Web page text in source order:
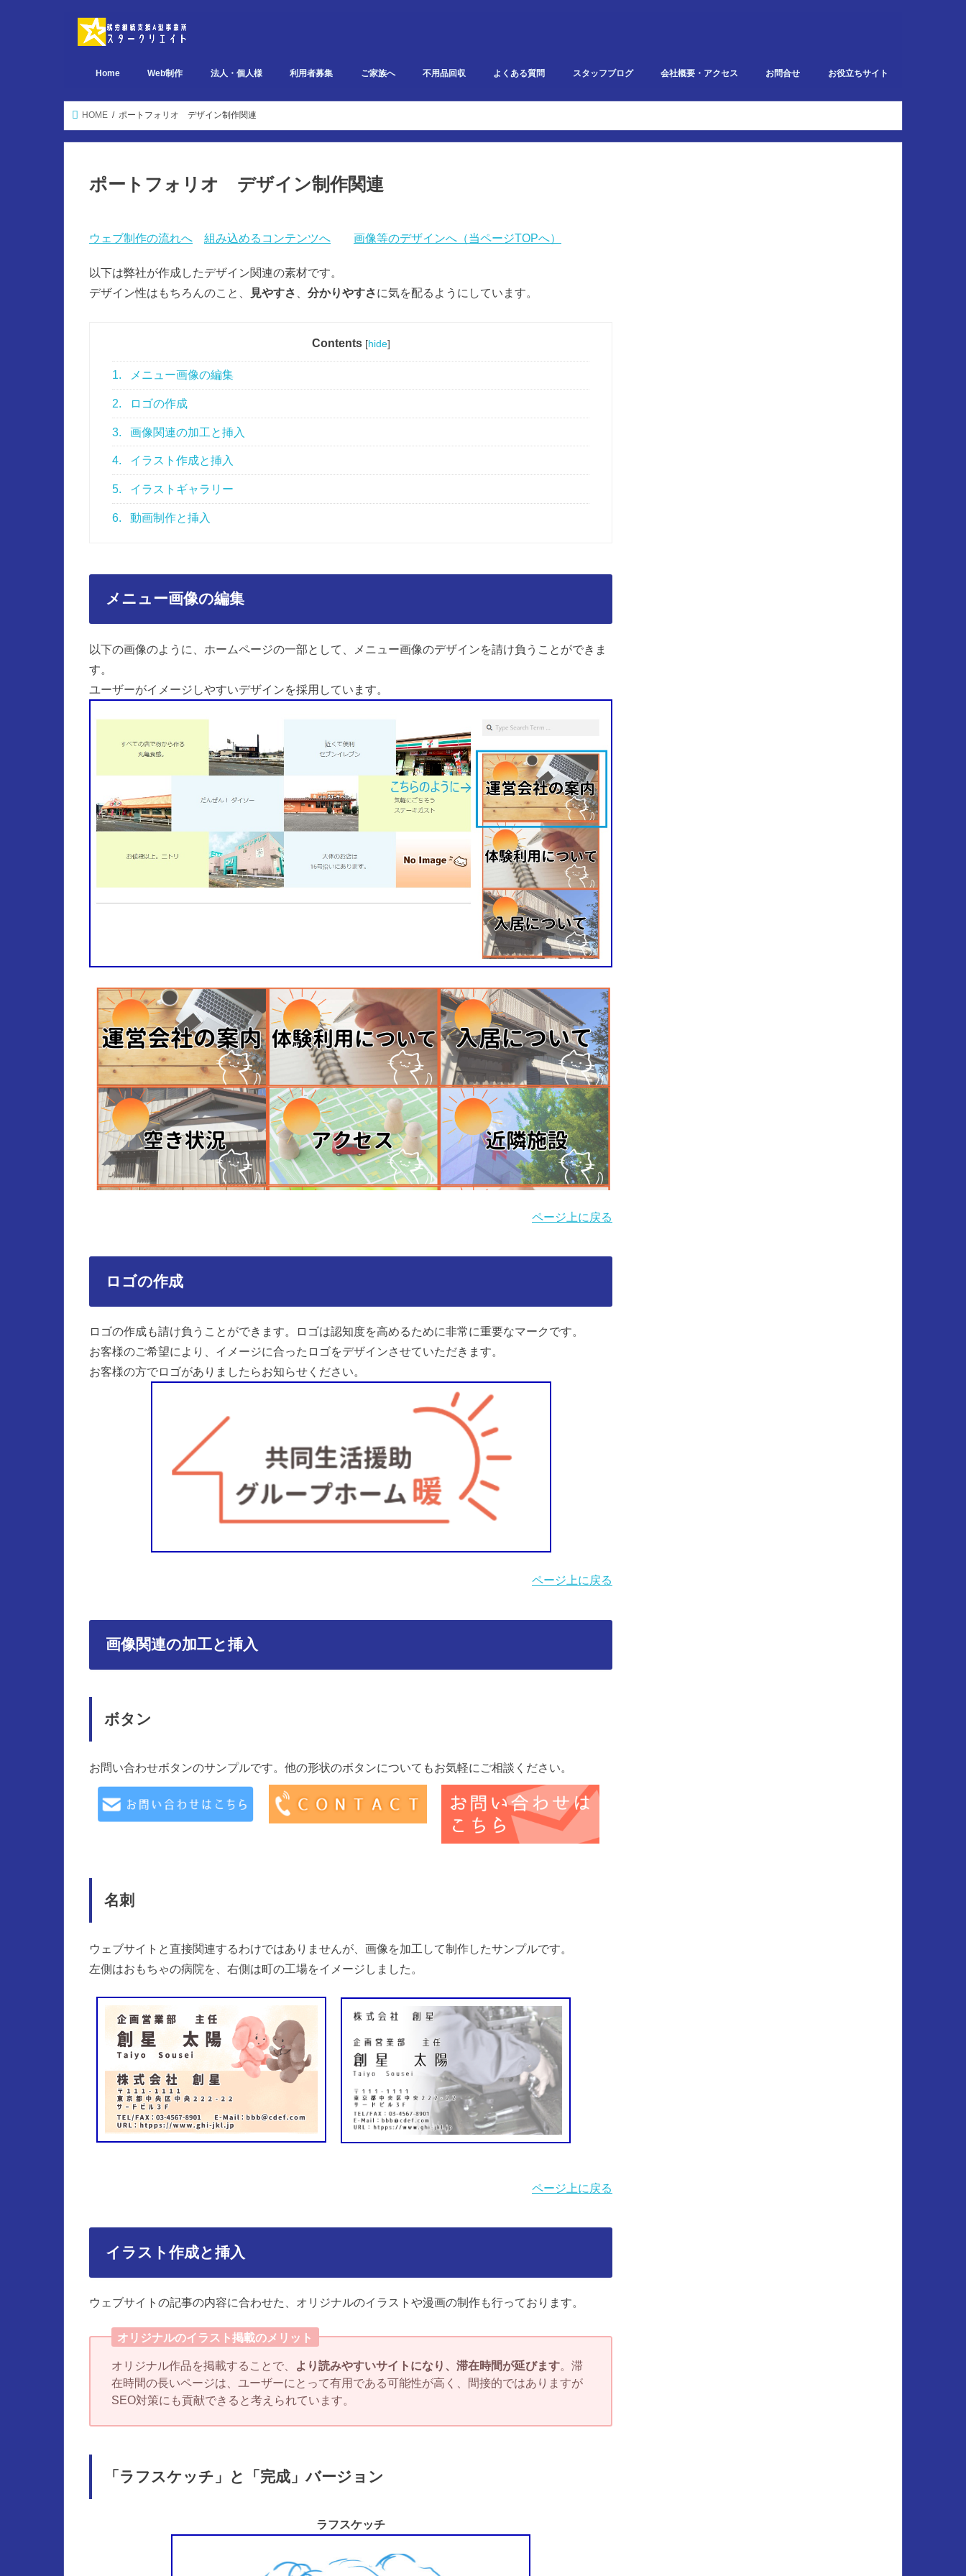
Home Web制作
デザイン関連 ポートフォリオ
ページ設計関連 ポートフォリオ
実装関連 ポートフォリオ
法人・個人様 利用者募集 ご家族へ 不用品回収 よくある質問 スタッフブログ
研修・勉強会報告
イベント・雑記
スタークリエイトでの業務
利用者ブログ
会社概要・アクセス お問合せ お役立ちサイト
HOME ポートフォリオ デザイン制作関連
ポートフォリオ デザイン制作関連
ウェブ制作の流れへ 組み込めるコンテンツへ 画像等のデザインへ（当ページTOPへ）
以下は弊社が作成したデザイン関連の素材です。
デザイン性はもちろんのこと、
見やすさ 分かりやすさに気を配るようにしています。
Contents [hide]
1. メニュー画像の編集
2. ロゴの作成
3. 画像関連の加工と挿入
4. イラスト作成と挿入
5. イラストギャラリー
6. 動画制作と挿入
メニュー画像の編集
以下の画像のように、ホームページの一部として、メニュー画像のデザインを請け負うことができま
す。
ユーザーがイメージしやすいデザインを採用しています。
ページ上に戻る
ロゴの作成
ロゴの作成も請け負うことができます。ロゴは認知度を高めるために非常に重要なマークです。
お客様のご希望により、イメージに合ったロゴをデザインさせていただきます。
お客様の方でロゴがありましたらお知らせください。
ページ上に戻る
画像関連の加工と挿入
ボタン
お問い合わせボタンのサンプルです。他の形状のボタンについてもお気軽にご相談ください。
名刺
ウェブサイトと直接関連するわけではありませんが、画像を加工して制作したサンプルです。
左側はおもちゃの病院を、右側は町の工場をイメージしました。
ページ上に戻る
イラスト作成と挿入
ウェブサイトの記事の内容に合わせた、オリジナルのイラストや漫画の制作も行っております。
オリジナルのイラスト掲載のメリット
オリジナル作品を掲載することで、 より読みやすいサイトになり、滞在時間が延びます。滞
在時間の長いページは、ユーザーにとって有用である可能性が高く、間接的ではありますが
SEO対策にも貢献できると考えられています。
「ラフスケッチ」と「完成」バージョン
ラフスケッチ